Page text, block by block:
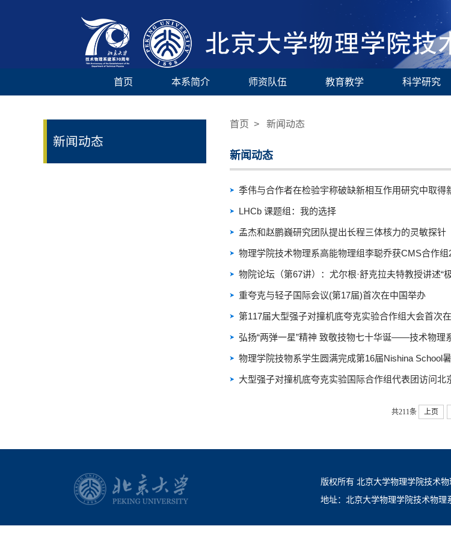
首页 本系简介 师资队伍 教育教学 科学研究
新闻动态
首页 > 新闻动态
新闻动态
季伟与合作者在检验宇称破缺新相互作用研究中取得
LHCb 课题组：我的选择
孟杰和赵鹏巍研究团队提出长程三体核力的灵敏探针
物理学院技术物理系高能物理组李聪乔获CMS合作组
物院论坛（第67讲）：尤尔根·舒克拉夫特教授讲述“
重夸克与轻子国际会议(第17届)首次在中国举办
第117届大型强子对撞机底夸克实验合作组大会首次
弘扬“两弹一星”精神 致敬技物七十华诞——技术物理
物理学院技物系学生圆满完成第16届Nishina School
大型强子对撞机底夸克实验国际合作组代表团访问北
共211条 上页
版权所有 北京大学物理学院技术物
地址：北京大学物理学院技术物理